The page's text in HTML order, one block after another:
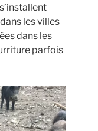
les villes
dans les
parfois